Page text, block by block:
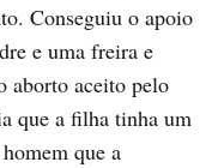
Conseguiu o apoio
e uma freira e
aborto aceito pelo
que a filha tinha um
que a